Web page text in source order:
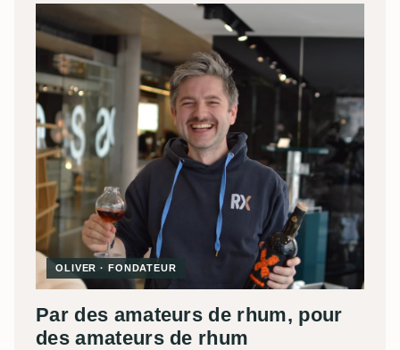
OLIVER · FONDATEUR
Par des amateurs de rhum, pour
des amateurs de rhum